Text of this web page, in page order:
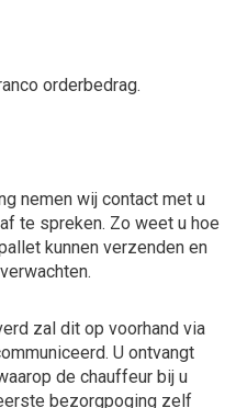
orderbedrag.
nemen wij contact met u
te spreken. Zo weet u hoe
kunnen verzenden en
zal dit op voorhand via
U ontvangt
de chauffeur bij u
bezorgpoging zelf